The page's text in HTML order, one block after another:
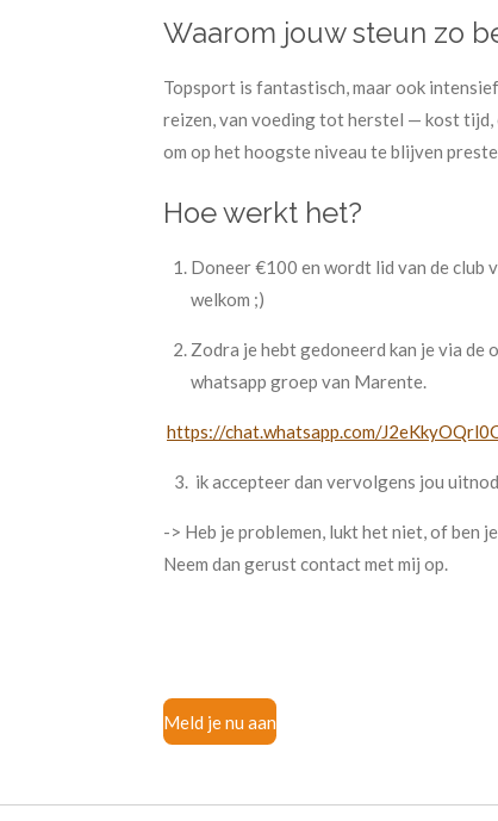
Waarom jouw steun zo
Topsport is fantastisch, maar ook
reizen, van voeding tot herstel — kost tijd,
om op het hoogste niveau te blijven
Hoe werkt het?
Doneer €100 en wordt lid van de club
welkom ;)
Zodra je hebt gedoneerd kan je via de
whatsapp groep van Marente.
https://chat.whatsapp.com/
3. ik accepteer dan vervolgens jou
-> Heb je problemen, lukt het niet, of ben
Neem dan gerust contact met mij op.
Meld je nu aan